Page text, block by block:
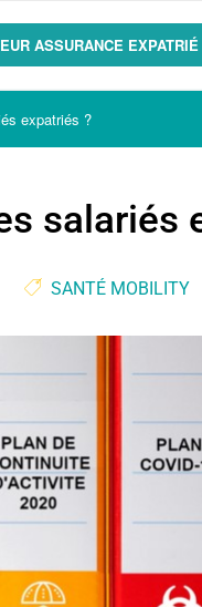
ASSURANCE EXPATRIÉ
expatriés ?
salariés
SANTÉ MOBILITY